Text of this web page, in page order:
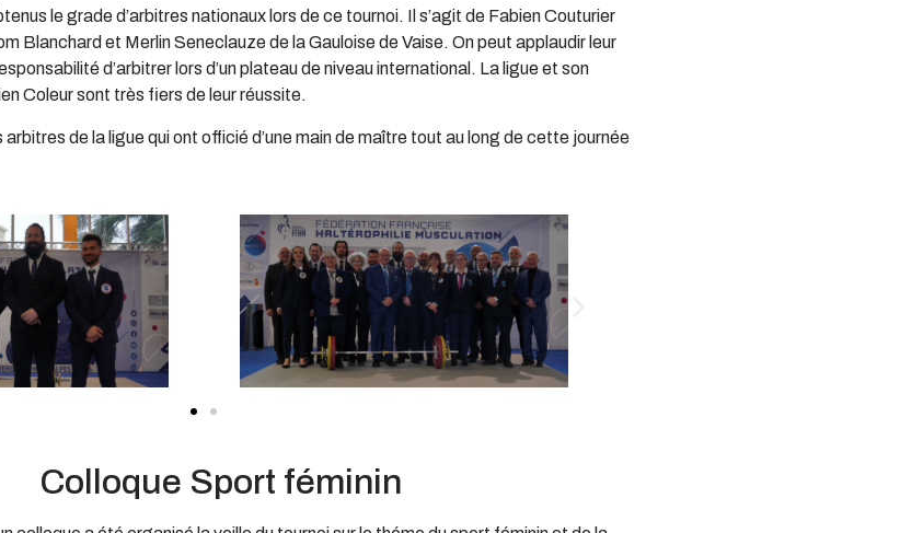
le grade d’arbitres nationaux lors de ce tournoi. Il s’agit de Fabien Couturier
Blanchard et Merlin Seneclauze de la Gauloise de Vaise. On peut applaudir leur
d’arbitrer lors d’un plateau de niveau international. La ligue et son
Coleur sont très fiers de leur réussite.
de la ligue qui ont officié d’une main de maître tout au long de cette journée
Colloque Sport féminin